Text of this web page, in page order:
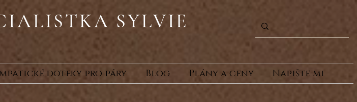
doteky pro páry Blog Plány a ceny Napište mi
SYLVIE